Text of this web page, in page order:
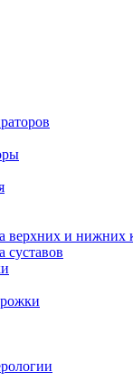
верхних и нижних
суставов